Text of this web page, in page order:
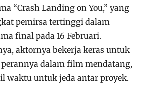
“Crash Landing on You,” yang
pemirsa tertinggi dalam
final pada 16 Februari.
aktornya bekerja keras untuk
dalam film mendatang,
waktu untuk jeda antar proyek.